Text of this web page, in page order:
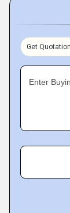
हम अपने ग्राहकों को
Get Quotation
Enter